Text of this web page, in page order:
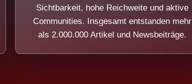
Sichtbarkeit, hohe Reichweite und aktive
Communities. Insgesamt entstanden mehr
als 2.000.000 Artikel und Newsbeiträge.